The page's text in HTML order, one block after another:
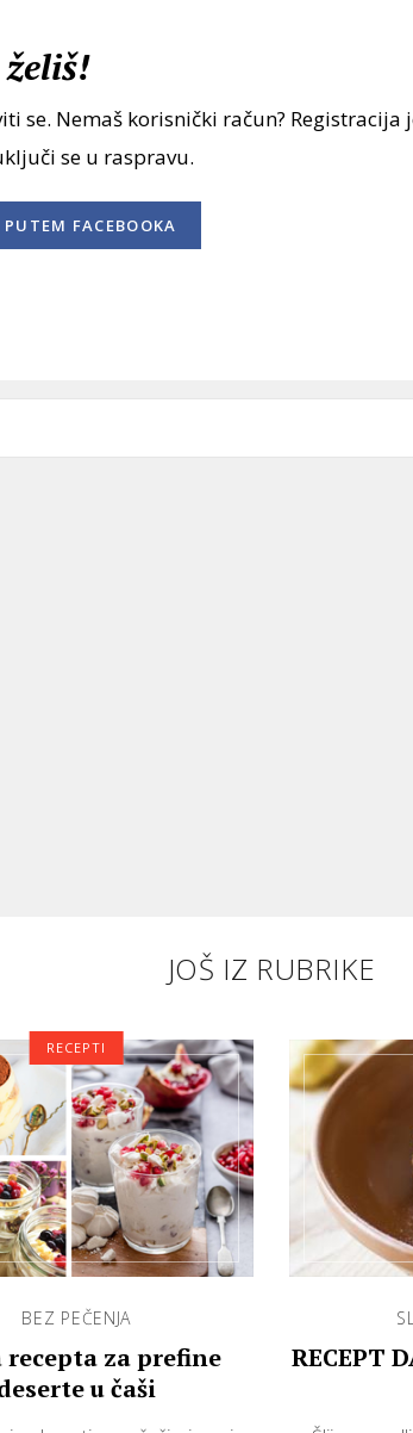
se. Nemaš korisnički račun? Registracija
se u raspravu.
PUTEM FACEBOOKA
JOŠ IZ RUBRIKE
BEZ PEČENJA
recepta za prefine
u čaši
RECEPTI
RECEPT